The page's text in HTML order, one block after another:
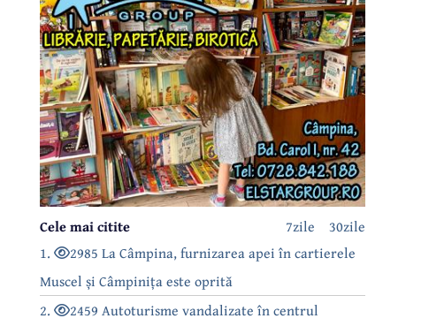
30zile
7zile
Cele mai citite
1.
2985 La Câmpina, furnizarea apei în cartierele
Muscel și Câmpinița este oprită
2.
2459 Autoturisme vandalizate în centrul